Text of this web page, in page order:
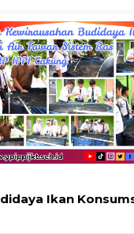
Cakung 1
Ikan